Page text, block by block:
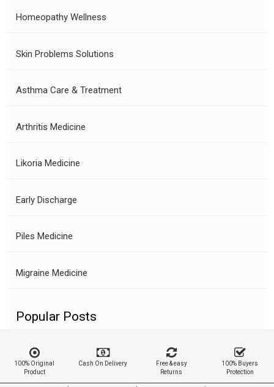
Homeopathy Wellness
Skin Problems Solutions
Asthma Care & Treatment
Arthritis Medicine
Likoria Medicine
Early Discharge
Piles Medicine
Migraine Medicine
Popular Posts
100% Original
Product
Cash On Delivery
Free & easy
Returns
100% Buyers
Protection